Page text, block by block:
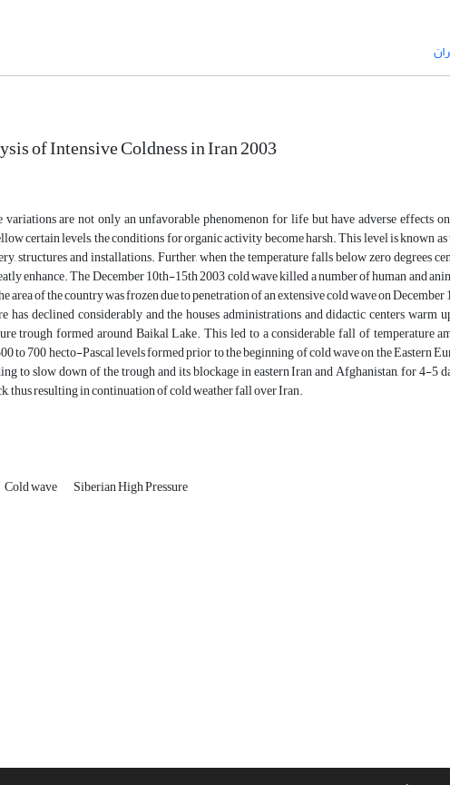
of Intensive Coldness in Iran 2003
variations are not only an unfavorable phenomenon for life but have adverse effects
certain levels, the conditions for organic activity become harsh. This level is known
structures and installations. Further, when the temperature falls below zero degrees
enhance. The December 10th-15th 2003 cold wave killed a number of human and
area of the country was frozen due to penetration of an extensive cold wave on
has declined considerably and the houses administrations and didactic centers warm
trough formed around Baikal Lake. This led to a considerable fall of temperature
to 700 hecto-Pascal levels formed prior to the beginning of cold wave on the Eastern
to slow down of the trough and its blockage in eastern Iran and Afghanistan, for 4-5
thus resulting in continuation of cold weather fall over Iran.
Cold wave Siberian High Pressure